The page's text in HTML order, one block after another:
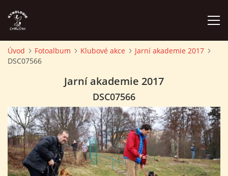
ÚVOD
ZÁVODY A PROPOZICE
PSÍ AKADEMIE
Úvod Fotoalbum Klubové akce
Jarní akademie 2017
DSC07566
Jarní akademie 2017
DSC07566